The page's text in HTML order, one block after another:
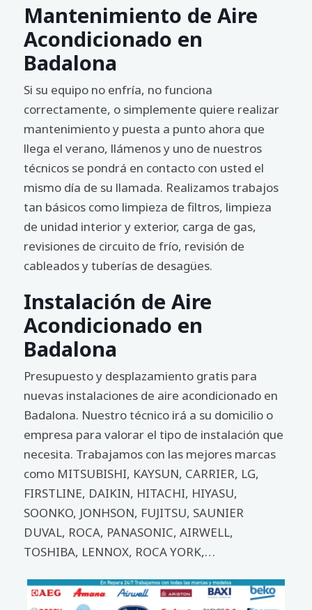
Mantenimiento de Aire
Acondicionado en
Badalona
Si su equipo no enfría, no funciona
correctamente, o simplemente quiere realizar
mantenimiento y puesta a punto ahora que
llega el verano, llámenos y uno de nuestros
técnicos se pondrá en contacto con usted el
mismo día de su llamada. Realizamos trabajos
tan básicos como limpieza de filtros, limpieza
de unidad interior y exterior, carga de gas,
revisiones de circuito de frío, revisión de
cableados y tuberías de desagües.
Instalación de Aire
Acondicionado en
Badalona
Presupuesto y desplazamiento gratis para
nuevas instalaciones de aire acondicionado en
Badalona. Nuestro técnico irá a su domicilio o
empresa para valorar el tipo de instalación que
necesita. Trabajamos con las mejores marcas
como MITSUBISHI, KAYSUN, CARRIER, LG,
FIRSTLINE, DAIKIN, HITACHI, HIYASU,
SOONKO, JONHSON, FUJITSU, SAUNIER
DUVAL, ROCA, PANASONIC, AIRWELL,
TOSHIBA, LENNOX, ROCA YORK,…